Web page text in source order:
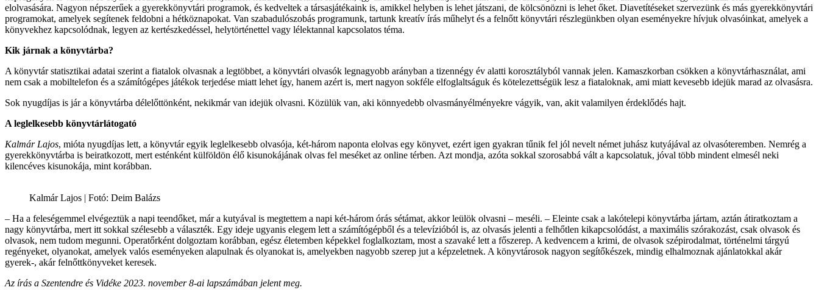
elolvasására. Nagyon népszerűek a gyerekkönyvtári programok, és kedveltek a társasjátékaink is, amikkel helyben is lehet játszani, de kölcsönözni is lehet őket. Diavetítéseket szervezünk és más gyerekkönyvtári
programokat, amelyek segítenek feldobni a hétköznapokat. Van szabadulószobás programunk, tartunk kreatív írás műhelyt és a felnőtt könyvtári részlegünkben olyan eseményekre hívjuk olvasóinkat, amelyek a
könyvekhez kapcsolódnak, legyen az kertészkedéssel, helytörténettel vagy lélektannal kapcsolatos téma.
Kik járnak a könyvtárba?
A könyvtár statisztikai adatai szerint a fiatalok olvasnak a legtöbbet, a könyvtári olvasók legnagyobb arányban a tizennégy év alatti korosztályból vannak jelen. Kamaszkorban csökken a könyvtárhasználat, ami
nem csak a mobiltelefon és a számítógépes játékok terjedése miatt lehet így, hanem azért is, mert nagyon sokféle elfoglaltságuk és kötelezettségük lesz a fiataloknak, ami miatt kevesebb idejük marad az olvasásra.
Sok nyugdíjas is jár a könyvtárba délelőttönként, nekikmár van idejük olvasni. Közülük van, aki könnyedebb olvasmányélményekre vágyik, van, akit valamilyen érdeklődés hajt.
A leglelkesebb könyvtárlátogató
Kalmár Lajos, mióta nyugdíjas lett, a könyvtár egyik leglelkesebb olvasója, két-három naponta elolvas egy könyvet, ezért igen gyakran tűnik fel jól nevelt német juhász kutyájával az olvasóteremben. Nemrég a
gyerekkönyvtárba is beiratkozott, mert esténként külföldön élő kisunokájának olvas fel meséket az online térben. Azt mondja, azóta sokkal szorosabbá vált a kapcsolatuk, jóval több mindent elmesél neki
kilencéves kisunokája, mint korábban.
Kalmár Lajos | Fotó: Deim Balázs
– Ha a feleségemmel elvégeztük a napi teendőket, már a kutyával is megtettem a napi két-három órás sétámat, akkor leülök olvasni – meséli. – Eleinte csak a lakótelepi könyvtárba jártam, aztán átiratkoztam a
nagy könyvtárba, mert itt sokkal szélesebb a választék. Egy ideje ugyanis elegem lett a számítógépből és a televízióból is, az olvasás jelenti a felhőtlen kikapcsolódást, a maximális szórakozást, csak olvasok és
olvasok, nem tudom megunni. Operatőrként dolgoztam korábban, egész életemben képekkel foglalkoztam, most a szavaké lett a főszerep. A kedvencem a krimi, de olvasok szépirodalmat, történelmi tárgyú
regényeket, olyanokat, amelyek valós eseményeken alapulnak és olyanokat is, amelyekben nagyobb szerep jut a képzeletnek. A könyvtárosok nagyon segítőkészek, mindig elhalmoznak ajánlatokkal akár
gyerek-, akár felnőttkönyveket keresek.
Az írás a Szentendre és Vidéke 2023. november 8-ai lapszámában jelent meg.